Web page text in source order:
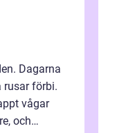
Dagarna
rusar förbi.
vågar
och